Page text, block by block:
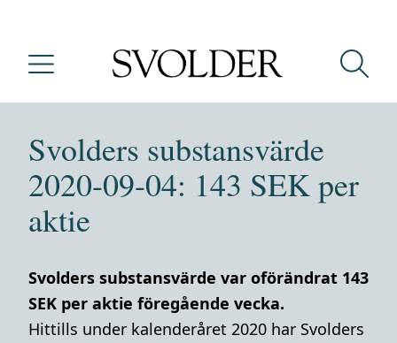
Svolders substansvärde
2020-09-04: 143 SEK per
aktie
Svolders substansvärde var oförändrat 143
SEK per aktie föregående vecka.
Hittills under kalenderåret 2020 har Svolders